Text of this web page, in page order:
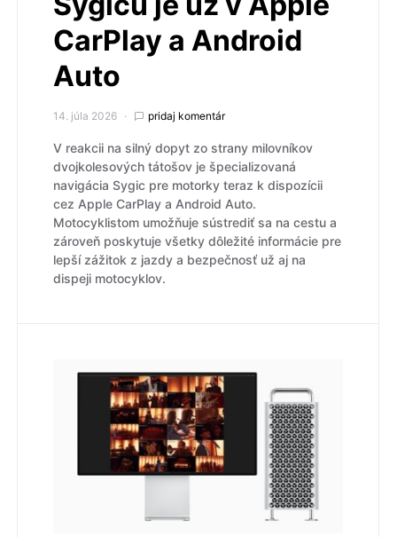
CarPlay a Android
Auto
14. júla 2026 pridaj komentár
V reakcii na silný dopyt zo strany milovníkov
dvojkolesových tátošov je špecializovaná
navigácia Sygic pre motorky teraz k dispozícii
cez Apple CarPlay a Android Auto.
Motocyklistom umožňuje sústrediť sa na cestu a
zároveň poskytuje všetky dôležité informácie pre
lepší zážitok z jazdy a bezpečnosť už aj na
dispeji motocyklov.